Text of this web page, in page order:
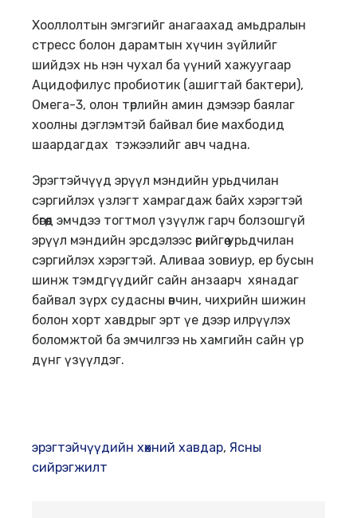
Хооллолтын эмгэгийг анагаахад амьдралын
стресс болон дарамтын хүчин зүйлийг
шийдэх нь нэн чухал ба үүний хажуугаар
Ацидофилус пробиотик (ашигтай бактери),
Oмега-3, олон төрлийн амин дэмээр баялаг
хоолны дэглэмтэй байвал бие махбодид
шаардагдах тэжээлийг авч чадна.
Эрэгтэйчүүд эрүүл мэндийн урьдчилан
сэргийлэх үзлэгт хамрагдаж байх хэрэгтэй
бөгөөд эмчдээ тогтмол үзүүлж гарч болзошгүй
эрүүл мэндийн эрсдэлээс өөрийгөө урьдчилан
сэргийлэх хэрэгтэй. Аливаа зовиур, ер бусын
шинж тэмдгүүдийг сайн анзаарч хянадаг
байвал зүрх судасны өвчин, чихрийн шижин
болон хорт хавдрыг эрт үе дээр илрүүлэх
боломжтой ба эмчилгээ нь хамгийн сайн үр
дүнг үзүүлдэг.
эрэгтэйчүүдийн хөхний хавдар, Ясны
сийрэгжилт